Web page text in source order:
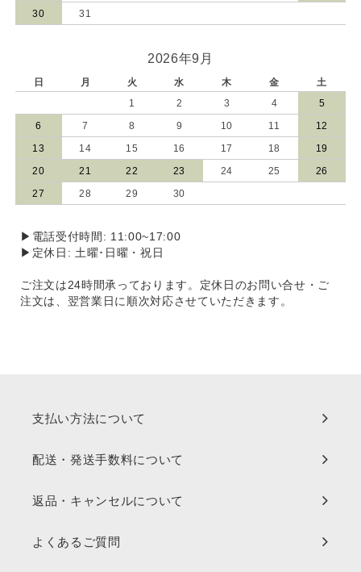
30 31
2026年9月
日 月 火 水 木 金
土
1
2 3 4 5
6 7 8 9 10 11 12
13 14 15 16 17 18 19
20 21 22 23 24 25 26
27 28 29 30
▶電話受付時間: 11:00~17:00
▶定休日: 土曜･日曜・祝日
ご注文は24時間承っております。定休日のお問い合せ・ご
注文は、翌営業日に順次対応させていただきます。
支払い方法について
配送・発送手数料について
返品・キャンセルについて
よくあるご質問